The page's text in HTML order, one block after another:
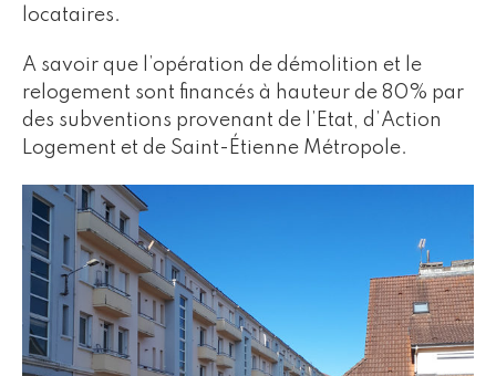
locataires.
A savoir que l’opération de démolition et le
relogement sont financés à hauteur de 80% par
des subventions provenant de l’Etat, d’Action
Logement et de Saint-Étienne Métropole.